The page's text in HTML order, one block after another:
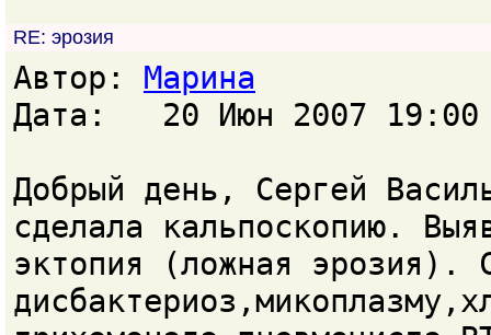
RE: эрозия
Автор: Марина
Дата: 20 Июн 2007 19:00
Добрый день, Сергей
сделала кальпоскопию.
эктопия (ложная эрозия).